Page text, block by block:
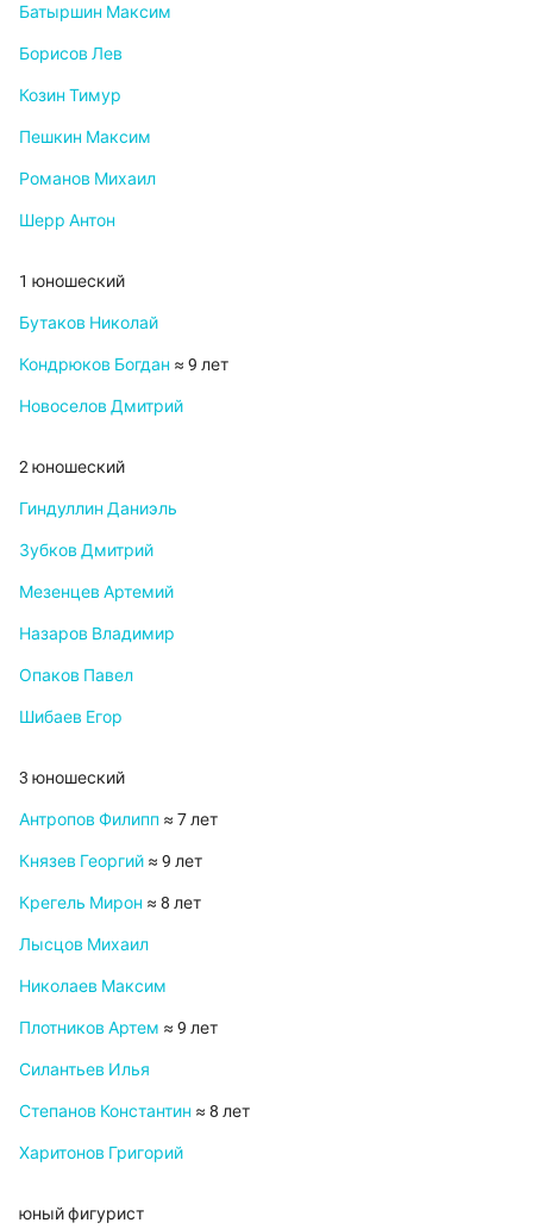
Батыршин Максим
Борисов Лев
Козин Тимур
Пешкин Максим
Романов Михаил
Шерр Антон
1 юношеский
Бутаков Николай
Кондрюков Богдан ≈ 9 лет
Новоселов Дмитрий
2 юношеский
Гиндуллин Даниэль
Зубков Дмитрий
Мезенцев Артемий
Назаров Владимир
Опаков Павел
Шибаев Егор
3 юношеский
Антропов Филипп ≈ 7 лет
Князев Георгий ≈ 9 лет
Крегель Мирон ≈ 8 лет
Лысцов Михаил
Николаев Максим
Плотников Артем ≈ 9 лет
Силантьев Илья
Степанов Константин ≈ 8 лет
Харитонов Григорий
юный фигурист